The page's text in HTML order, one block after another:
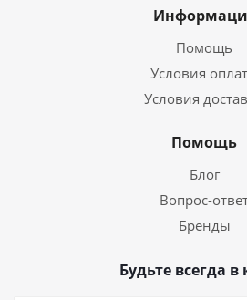
Помощь
Условия
Условия
Помощь
Блог
Вопрос-
Бренды
Будьте всегда в